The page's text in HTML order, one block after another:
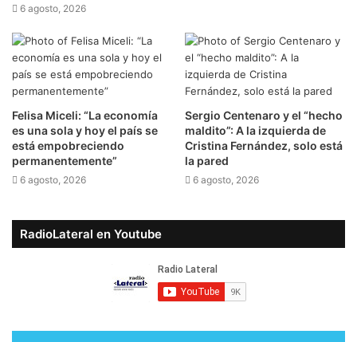
6 agosto, 2026
Felisa Miceli: “La economía
es una sola y hoy el país se
está empobreciendo
permanentemente”
6 agosto, 2026
Sergio Centenaro y el “hecho
maldito”: A la izquierda de
Cristina Fernández, solo está
la pared
6 agosto, 2026
RadioLateral en Youtube